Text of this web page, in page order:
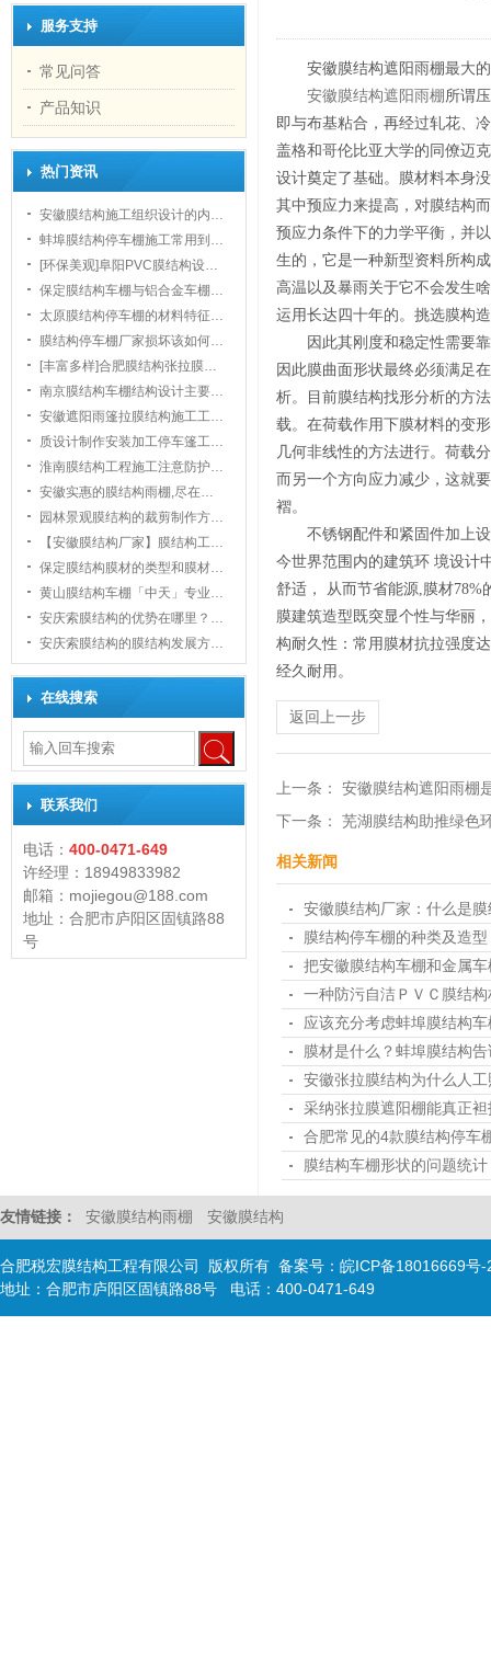
1
服务支持
常见问答
产品知识
热门资讯
安徽膜结构施工组织设计的内…
蚌埠膜结构停车棚施工常用到…
[环保美观]阜阳PVC膜结构设…
保定膜结构车棚与铝合金车棚…
太原膜结构停车棚的材料特征…
膜结构停车棚厂家损坏该如何…
[丰富多样]合肥膜结构张拉膜…
南京膜结构车棚结构设计主要…
安徽遮阳雨篷拉膜结构施工工…
质设计制作安装加工停车篷工…
淮南膜结构工程施工注意防护…
安徽实惠的膜结构雨棚,尽在…
园林景观膜结构的裁剪制作方…
【安徽膜结构厂家】膜结构工…
保定膜结构膜材的类型和膜材…
黄山膜结构车棚「中天」专业…
安庆索膜结构的优势在哪里？…
安庆索膜结构的膜结构发展方…
在线搜索
联系我们
电话： 400-0471-649
许经理：18949833982
邮箱：mojiegou@188.com
地址：合肥市庐阳区固镇路88
号
安徽膜结构遮阳雨棚最大
安徽膜结构遮阳雨棚 所谓
即与布基粘合，再经过轧花、
盖格和哥伦比亚大学的同僚迈
设计奠定了基础。膜材料本身
其中预应力来提高，对膜结构
预应力条件下的力学平衡，并
生的，它是一种新型资料所构
高温以及暴雨关于它不会发生
运用长达四十年的。挑选膜构
因此其刚度和稳定性需要
因此膜曲面形状最终必须满足
析。目前膜结构找形分析的方
载。在荷载作用下膜材料的变
几何非线性的方法进行。荷载
而另一个方向应力减少，这就
褶。
不锈钢配件和紧固件加上
今世界范围内的建筑环 境设计
舒适， 从而节省能源,膜材
膜建筑造型既突显个性与华丽
构耐久性：常用膜材抗拉强度
经久耐用。
返回上一步
上一条： 安徽膜结构遮阳雨棚
下一条： 芜湖膜结构助推绿色
相关新闻
安徽膜结构厂家：什么是
膜结构停车棚的种类及造型
把安徽膜结构车棚和金属
一种防污自洁ＰＶＣ膜结
应该充分考虑蚌埠膜结构
膜材是什么？蚌埠膜结构告
安徽张拉膜结构为什么人
采纳张拉膜遮阳棚能真正
合肥常见的4款膜结构停车
膜结构车棚形状的问题统计
友情链接： 安徽膜结构雨棚 安徽膜结构
合肥税宏膜结构工程有限公司 版权所有 备案号： 皖ICP备18016669号-
地址：合肥市庐阳区固镇路88号 电话：400-0471-649